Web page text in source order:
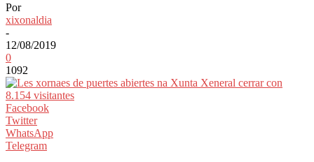
Por
xixonaldia
-
12/08/2019
0
1092
Facebook
Twitter
WhatsApp
Telegram